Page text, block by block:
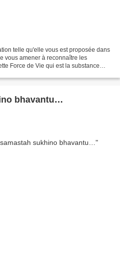
telle qu'elle vous est proposée dans
vous amener à reconnaître les
Force de Vie qui est la substance
bhavantu…